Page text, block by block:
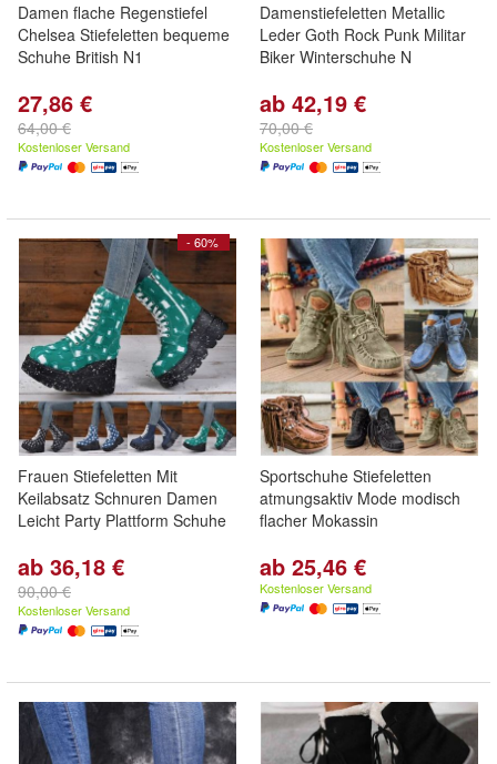
Damen flache Regenstiefel
Chelsea Stiefeletten bequeme
Schuhe British N1
27,86 €
64,00 €
Kostenloser Versand
Damenstiefeletten Metallic
Leder Goth Rock Punk Militar
Biker Winterschuhe N
ab 42,19 €
70,00 €
Kostenloser Versand
- 60%
Frauen Stiefeletten Mit
Keilabsatz Schnuren Damen
Leicht Party Plattform Schuhe
ab 36,18 €
90,00 €
Kostenloser Versand
Sportschuhe Stiefeletten
atmungsaktiv Mode modisch
flacher Mokassin
ab 25,46 €
Kostenloser Versand